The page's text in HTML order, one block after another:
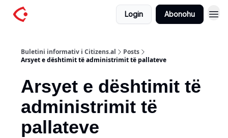
Login Abonohu
Buletini informativ i Citizens.al
Posts
Arsyet e dështimit të administrimit të pallateve
Arsyet e dështimit të
administrimit të
pallateve